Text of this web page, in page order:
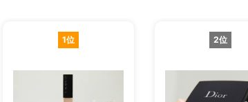
1位 2位